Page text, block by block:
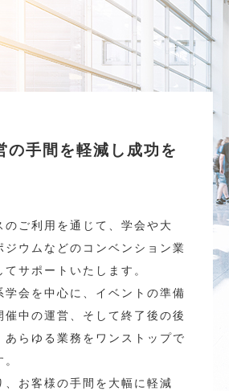
の手間を軽減し成功を
のご利用を通じて、学会や大
ジウムなどのコンベンション業
てサポートいたします。
学会を中心に、イベントの準備
催中の運営、そして終了後の後
あらゆる業務をワンストップで
、お客様の手間を大幅に軽減